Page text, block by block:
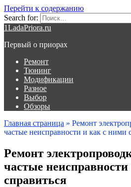
Перейти к содержанию
Search for:
1LadaPriora.ru
Первый о приорах
Ремонт
Тюнинг
Модификации
Разное
Выбор
Обзоры
Главная страница » Ремонт
частые неисправности и как с ними
Ремонт
частые
справиться